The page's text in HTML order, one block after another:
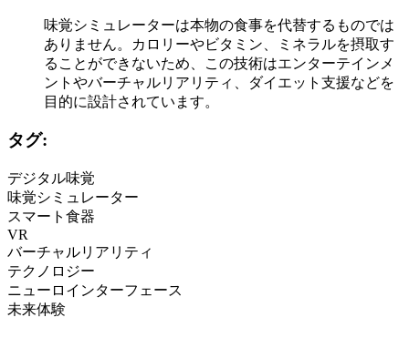
味覚シミュレーターは本物の食事を代替するものでは
ありません。カロリーやビタミン、ミネラルを摂取す
ることができないため、この技術はエンターテインメ
ントやバーチャルリアリティ、ダイエット支援などを
目的に設計されています。
タグ:
デジタル味覚
味覚シミュレーター
スマート食器
VR
バーチャルリアリティ
テクノロジー
ニューロインターフェース
未来体験